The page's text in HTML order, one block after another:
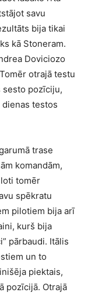
savu
bija tikai
kā Stoneram.
Doviciozo
otrajā testu
sesto pozīciju,
testos
trase
komandām,
tomēr
spēkratu
pilotiem bija arī
kurš bija
pārbaudi. Itālis
un to
piektais,
pozīcijā. Otrajā